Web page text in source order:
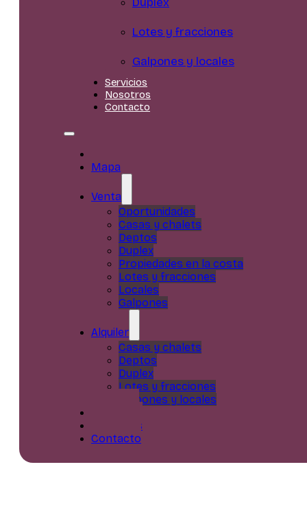
Lotes y fracciones
Galpones y locales
Servicios
Nosotros
Contacto
Mapa
Venta
Oportunidades
Casas y chalets
Deptos
Duplex
Propiedades en la costa
Lotes y fracciones
Locales
Galpones
Alquiler
Casas y chalets
Deptos
Duplex
Lotes y fracciones
Galpones y locales
Nosotros
Contacto